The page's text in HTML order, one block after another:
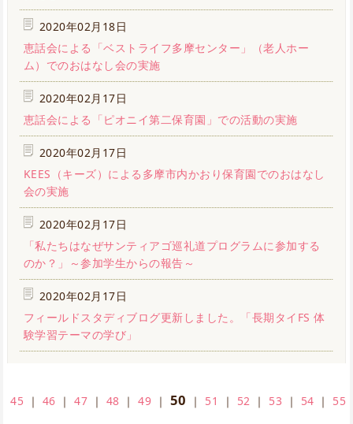
2020年02月18日
恵話会による「ベストライフ多摩センター」（老人ホー
ム）でのおはなし会の実施
2020年02月17日
恵話会による「ピオニイ第二保育園」での活動の実施
2020年02月17日
KEES（キーズ）による多摩市内かおり保育園でのおはなし
会の実施
2020年02月17日
「私たちはなぜサンティアゴ巡礼道プログラムに参加する
のか？」～参加学生からの報告～
2020年02月17日
フィールドスタディブログ更新しました。「長期タイFS 体
験学習テーマの学び」
45 ｜ 46 ｜47 ｜ 48 ｜49 ｜ 50 ｜ 51 ｜ 52 ｜ 53 ｜ 54 ｜ 55